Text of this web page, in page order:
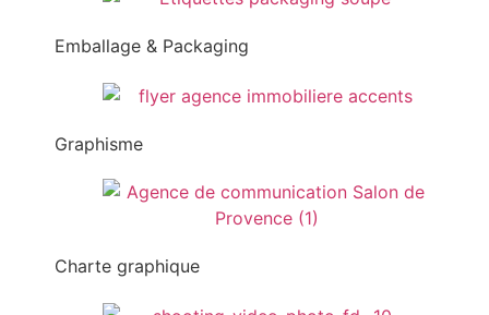
Emballage & Packaging
Graphisme
Charte graphique